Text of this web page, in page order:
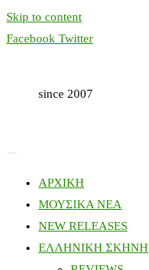
Skip to content
Facebook Twitter
since 2007
ΑΡΧΙΚΗ
ΜΟΥΣΙΚΑ ΝΕΑ
NEW RELEASES
ΕΛΛΗΝΙΚΗ ΣΚΗΝΗ